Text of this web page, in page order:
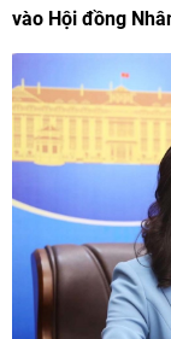
vào Hội đồng